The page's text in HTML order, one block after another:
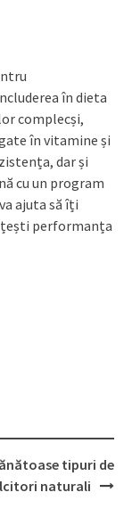
în dieta
complecși,
în vitamine și
dar și
cu un program
ajuta să îți
performanța
tipuri de
naturali